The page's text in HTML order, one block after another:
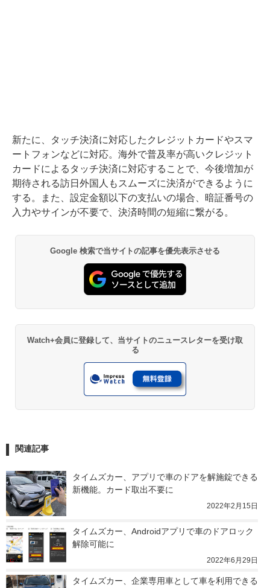
新たに、タッチ決済に対応したクレジットカードやスマ
ートフォンなどに対応。海外で普及率が高いクレジット
カードによるタッチ決済に対応することで、今後増加が
期待される訪日外国人もスムーズに決済ができるように
する。また、設定金額以下の支払いの場合、暗証番号の
入力やサインが不要で、決済時間の短縮に繋がる。
Google 検索で当サイトの記事を優先表示させる
Watch+会員に登録して、当サイトのニュースレターを受け取
る
関連記事
タイムズカー、アプリで車のドアを解施錠できる
新機能。カード取出不要に
2022年2月15日
タイムズカー、Androidアプリで車のドアロック
解除可能に
2022年6月29日
タイムズカー、企業専用車として車を利用できる